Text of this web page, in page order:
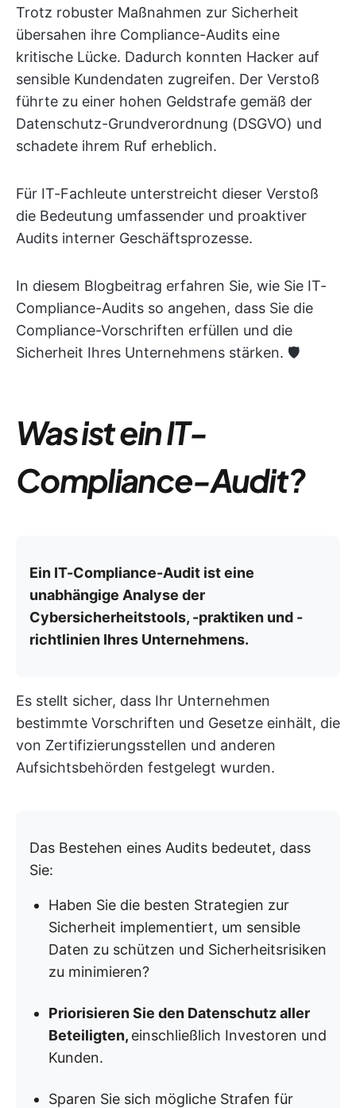
Trotz robuster Maßnahmen zur Sicherheit
übersahen ihre Compliance-Audits eine
kritische Lücke. Dadurch konnten Hacker auf
sensible Kundendaten zugreifen. Der Verstoß
führte zu einer hohen Geldstrafe gemäß der
Datenschutz-Grundverordnung (DSGVO) und
schadete ihrem Ruf erheblich.
Für IT-Fachleute unterstreicht dieser Verstoß
die Bedeutung umfassender und proaktiver
Audits interner Geschäftsprozesse.
In diesem Blogbeitrag erfahren Sie, wie Sie IT-
Compliance-Audits so angehen, dass Sie die
Compliance-Vorschriften erfüllen und die
Sicherheit Ihres Unternehmens stärken. 🛡️
Was ist ein IT-
Compliance-Audit?
Ein IT-Compliance-Audit ist eine
unabhängige Analyse der
Cybersicherheitstools, -praktiken und -
richtlinien Ihres Unternehmens.
Es stellt sicher, dass Ihr Unternehmen
bestimmte Vorschriften und Gesetze einhält, die
von Zertifizierungsstellen und anderen
Aufsichtsbehörden festgelegt wurden.
Das Bestehen eines Audits bedeutet, dass
Sie:
Haben Sie die besten Strategien zur
Sicherheit implementiert, um sensible
Daten zu schützen und Sicherheitsrisiken
zu minimieren?
Priorisieren Sie den Datenschutz aller
Beteiligten, einschließlich Investoren und
Kunden.
Sparen Sie sich mögliche Strafen für